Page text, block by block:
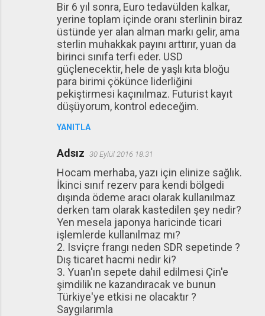
Bir 6 yıl sonra, Euro tedavülden kalkar,
yerine toplam içinde oranı sterlinin biraz
üstünde yer alan alman markı gelir, ama
sterlin muhakkak payını arttırır, yuan da
birinci sınıfa terfi eder. USD
güçlenecektir, hele de yaşlı kıta bloğu
para birimi çökünce liderliğini
pekiştirmesi kaçınılmaz. Futurist kayıt
düşüyorum, kontrol edeceğim.
YANITLA
Adsız 30 Eylül 2016 18:31
Hocam merhaba, yazı için elinize sağlık.
İkinci sınıf rezerv para kendi bölgedi
dışında ödeme aracı olarak kullanılmaz
derken tam olarak kastedilen şey nedir?
Yen mesela japonya haricinde ticari
işlemlerde kullanılmaz mı?
2. Isviçre frangı neden SDR sepetinde ?
Dış ticaret hacmi nedir ki?
3. Yuan'ın sepete dahil edilmesi Çin'e
şimdilik ne kazandıracak ve bunun
Türkiye'ye etkisi ne olacaktır ?
Saygılarımla